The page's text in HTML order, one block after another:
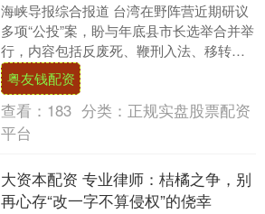
海峡导报综合报道 台湾在野阵营近期研议
多项“公投”案，盼与年底县市长选举合并举
行，内容包括反废死、鞭刑入法、移转投
票及交通罚锾专用等。不过，“中选会主
委”游盈隆....
粤友钱配资
查看： 183 分类： 正规实盘股票配资
平台
大资本配资 专业律师：桔橘之争，别
再心存“改一字不算侵权”的侥幸